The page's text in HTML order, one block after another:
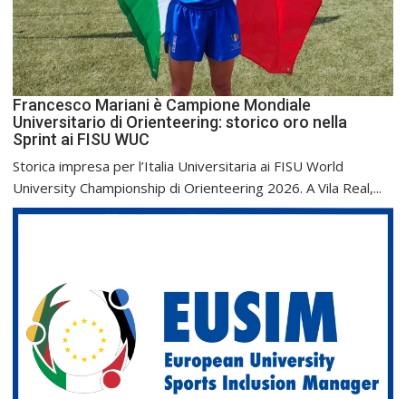
Francesco Mariani è Campione Mondiale
Universitario di Orienteering: storico oro nella
Sprint ai FISU WUC
Storica impresa per l’Italia Universitaria ai FISU World
University Championship di Orienteering 2026. A Vila Real,...